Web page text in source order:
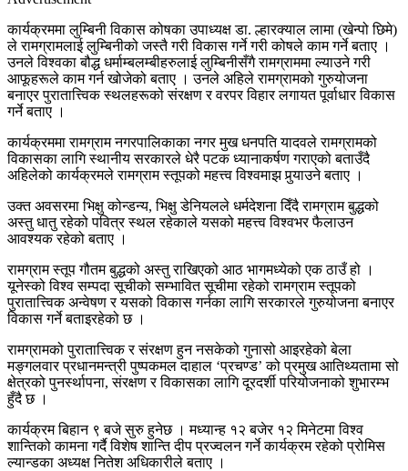
कार्यक्रममा लुम्बिनी विकास कोषका उपाध्यक्ष डा. ल्हारक्याल लामा (खेन्पो छिमे)
ले रामग्रामलाई लुम्बिनीको जस्तै गरी विकास गर्ने गरी कोषले काम गर्ने बताए ।
उनले विश्वका बौद्ध धर्माम्बलम्बीहरुलाई लुम्बिनीसँगै रामग्राममा ल्याउने गरी
आफूहरूले काम गर्न खोजेको बताए । उनले अहिले रामग्रामको गुरुयोजना
बनाएर पुरातात्त्विक स्थलहरूको संरक्षण र वरपर विहार लगायत पूर्वाधार विकास
गर्ने बताए ।
कार्यक्रममा रामग्राम नगरपालिकाका नगर मुख धनपति यादवले रामग्रामको
विकासका लागि स्थानीय सरकारले धेरै पटक ध्यानाकर्षण गराएको बताउँदै
अहिलेको कार्यक्रमले रामग्राम स्तूपको महत्त्व विश्वमाझ पुर्‍याउने बताए ।
उक्त अवसरमा भिक्षु कोन्डन्य, भिक्षु डेनियलले धर्मदेशना दिँदै रामग्राम बुद्धको
अस्तु धातु रहेको पवित्र स्थल रहेकाले यसको महत्त्व विश्वभर फैलाउन
आवश्यक रहेको बताए ।
रामग्राम स्तूप गौतम बुद्धको अस्तु राखिएको आठ भागमध्येको एक ठाउँ हो ।
यूनेस्को विश्व सम्पदा सूचीको सम्भावित सूचीमा रहेको रामग्राम स्तूपको
पुरातात्त्विक अन्वेषण र यसको विकास गर्नका लागि सरकारले गुरुयोजना बनाएर
विकास गर्ने बताइरहेको छ ।
रामग्रामको पुरातात्त्विक र संरक्षण हुन नसकेको गुनासो आइरहेको बेला
मङ्गलवार प्रधानमन्त्री पुष्पकमल दाहाल ‘प्रचण्ड’ को प्रमुख आतिथ्यतामा सो
क्षेत्रको पुनर्स्थापना, संरक्षण र विकासका लागि दूरदर्शी परियोजनाको शुभारम्भ
हुँदै छ ।
कार्यक्रम बिहान ९ बजे सुरु हुनेछ । मध्यान्ह १२ बजेर १२ मिनेटमा विश्व
शान्तिको कामना गर्दै विशेष शान्ति दीप प्रज्वलन गर्ने कार्यक्रम रहेको प्रोमिस
ल्यान्डका अध्यक्ष नितेश अधिकारीले बताए ।